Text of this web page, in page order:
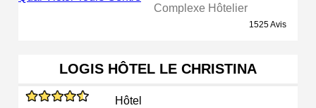
Complexe Hôtelier
1525 Avis
LOGIS HÔTEL LE CHRISTINA
Hôtel